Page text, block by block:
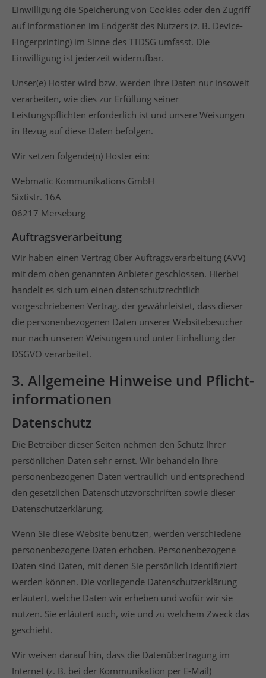
Einwilligung die Speicherung von Cookies oder den Zugriff
auf Informationen im Endgerät des Nutzers (z. B. Device-
Fingerprinting) im Sinne des TTDSG umfasst. Die
Einwilligung ist jederzeit widerrufbar.
Unser(e) Hoster wird bzw. werden Ihre Daten nur insoweit
verarbeiten, wie dies zur Erfüllung seiner
Leistungspflichten erforderlich ist und unsere Weisungen
in Bezug auf diese Daten befolgen.
Wir setzen folgende(n) Hoster ein:
Webmatic Kommunikations GmbH
Sixtistr. 16A
06217 Merseburg
Auftragsverarbeitung
Wir haben einen Vertrag über Auftragsverarbeitung (AVV)
mit dem oben genannten Anbieter geschlossen. Hierbei
handelt es sich um einen datenschutzrechtlich
vorgeschriebenen Vertrag, der gewährleistet, dass dieser
die personenbezogenen Daten unserer Websitebesucher
nur nach unseren Weisungen und unter Einhaltung der
DSGVO verarbeitet.
3. Allgemeine Hinweise und Pflicht­
informationen
Datenschutz
Die Betreiber dieser Seiten nehmen den Schutz Ihrer
persönlichen Daten sehr ernst. Wir behandeln Ihre
personenbezogenen Daten vertraulich und entsprechend
den gesetzlichen Datenschutzvorschriften sowie dieser
Datenschutzerklärung.
Wenn Sie diese Website benutzen, werden verschiedene
personenbezogene Daten erhoben. Personenbezogene
Daten sind Daten, mit denen Sie persönlich identifiziert
werden können. Die vorliegende Datenschutzerklärung
erläutert, welche Daten wir erheben und wofür wir sie
nutzen. Sie erläutert auch, wie und zu welchem Zweck das
geschieht.
Wir weisen darauf hin, dass die Datenübertragung im
Internet (z. B. bei der Kommunikation per E-Mail)